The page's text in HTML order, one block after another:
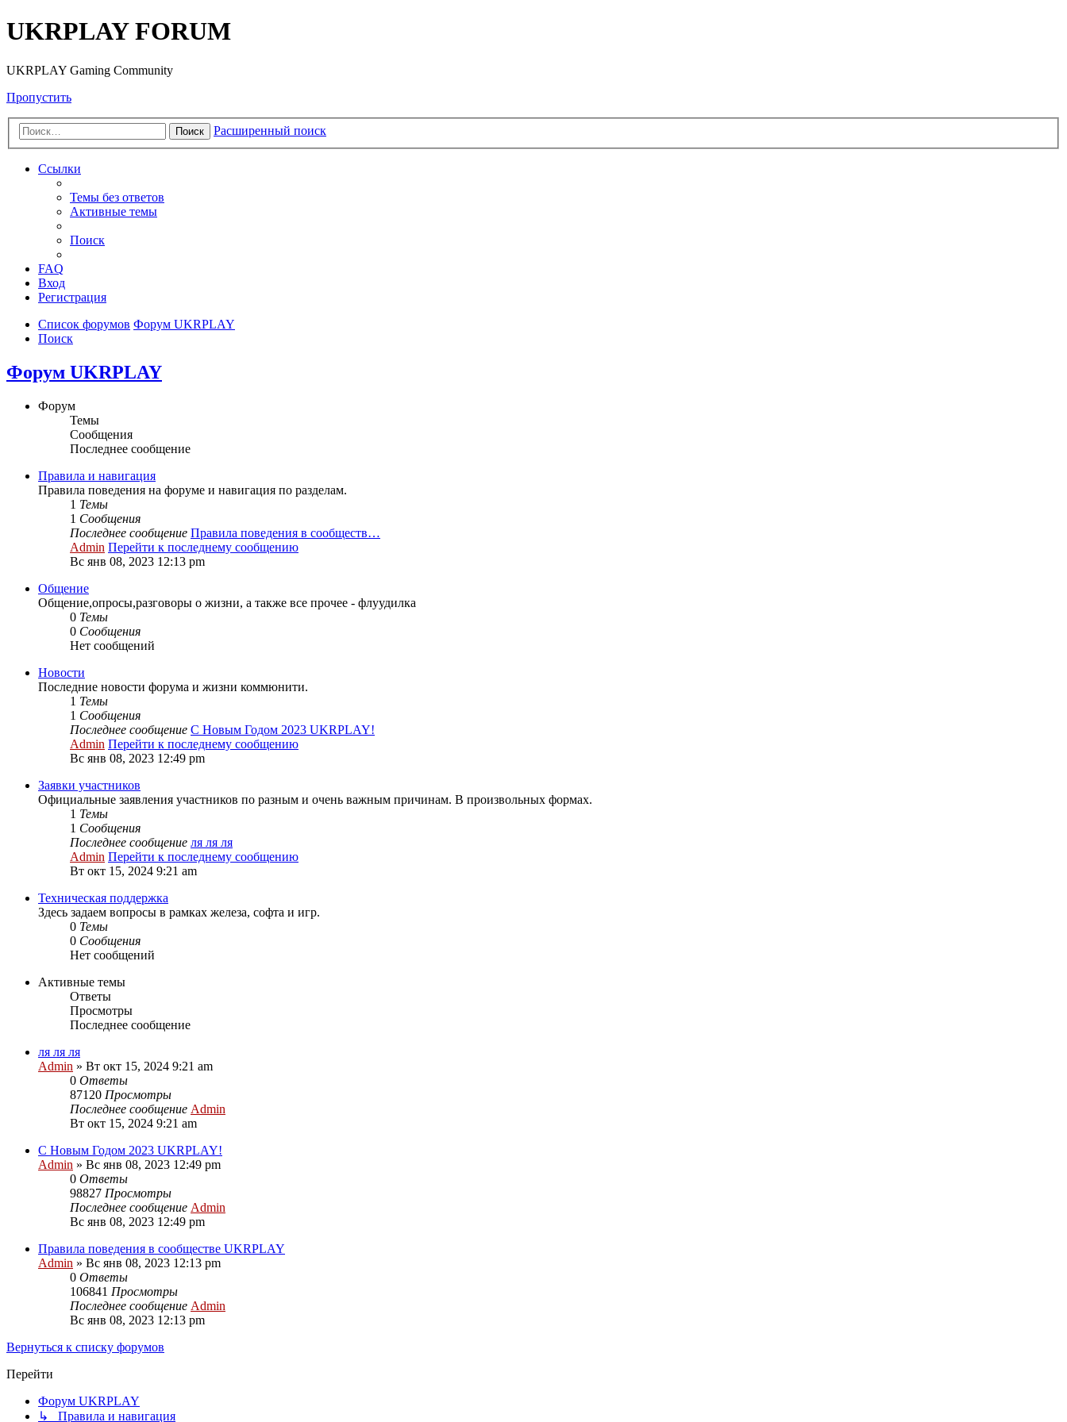
UKRPLAY FORUM
UKRPLAY Gaming Community
Пропустить
Поиск Расширенный поиск
Ссылки
Темы без ответов
Активные темы
Поиск
FAQ
Вход
Регистрация
Список форумов Форум UKRPLAY
Поиск
Форум UKRPLAY
Форум
Темы
Сообщения
Последнее сообщение
Правила и навигация
Правила поведения на форуме и навигация по разделам.
1 Темы
1 Сообщения
Последнее сообщение Правила поведения в сообществ…
Admin Перейти к последнему сообщению
Вс янв 08, 2023 12:13 pm
Общение
Общение,опросы,разговоры о жизни, а также все прочее - флуудилка
0 Темы
0 Сообщения
Нет сообщений
Новости
Последние новости форума и жизни коммюнити.
1 Темы
1 Сообщения
Последнее сообщение С Новым Годом 2023 UKRPLAY!
Admin Перейти к последнему сообщению
Вс янв 08, 2023 12:49 pm
Заявки участников
Официальные заявления участников по разным и очень важным причинам. В произвольных формах.
1 Темы
1 Сообщения
Последнее сообщение ля ля ля
Admin Перейти к последнему сообщению
Вт окт 15, 2024 9:21 am
Техническая поддержка
Здесь задаем вопросы в рамках железа, софта и игр.
0 Темы
0 Сообщения
Нет сообщений
Активные темы
Ответы
Просмотры
Последнее сообщение
ля ля ля
Admin » Вт окт 15, 2024 9:21 am
0 Ответы
87120 Просмотры
Последнее сообщение Admin
Вт окт 15, 2024 9:21 am
С Новым Годом 2023 UKRPLAY!
Admin » Вс янв 08, 2023 12:49 pm
0 Ответы
98827 Просмотры
Последнее сообщение Admin
Вс янв 08, 2023 12:49 pm
Правила поведения в сообществе UKRPLAY
Admin » Вс янв 08, 2023 12:13 pm
0 Ответы
106841 Просмотры
Последнее сообщение Admin
Вс янв 08, 2023 12:13 pm
Вернуться к списку форумов
Перейти
Форум UKRPLAY
↳ Правила и навигация